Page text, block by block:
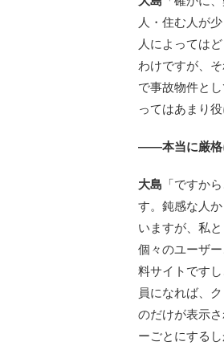
人・住む人が
人によっては
わけですが、
で事故物件と
ってはあまり
――本当に厳格
大島 「ですか
す。鈍感な人
いますが、私
個々のユーザ
料サイトです
員になれば、
のだけが表示
ーごとにする